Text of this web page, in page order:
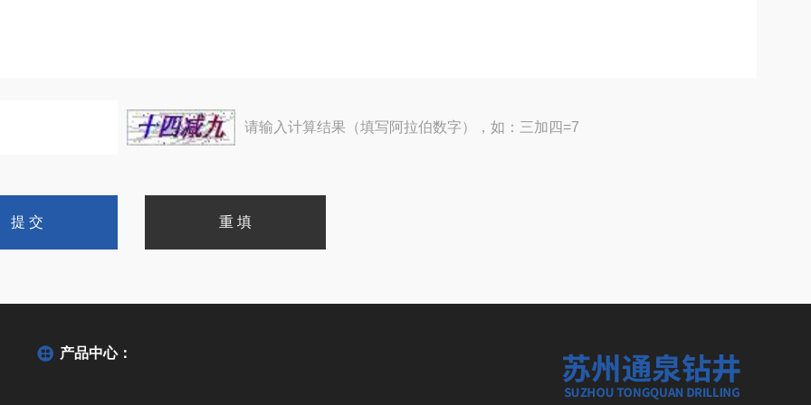
请输入计算结果（填写阿拉伯数字），如：三加四=7
产品中心：